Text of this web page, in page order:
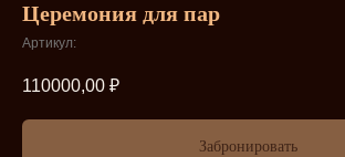
Церемония для пар
Артикул:
110000,00 ₽
Забронировать